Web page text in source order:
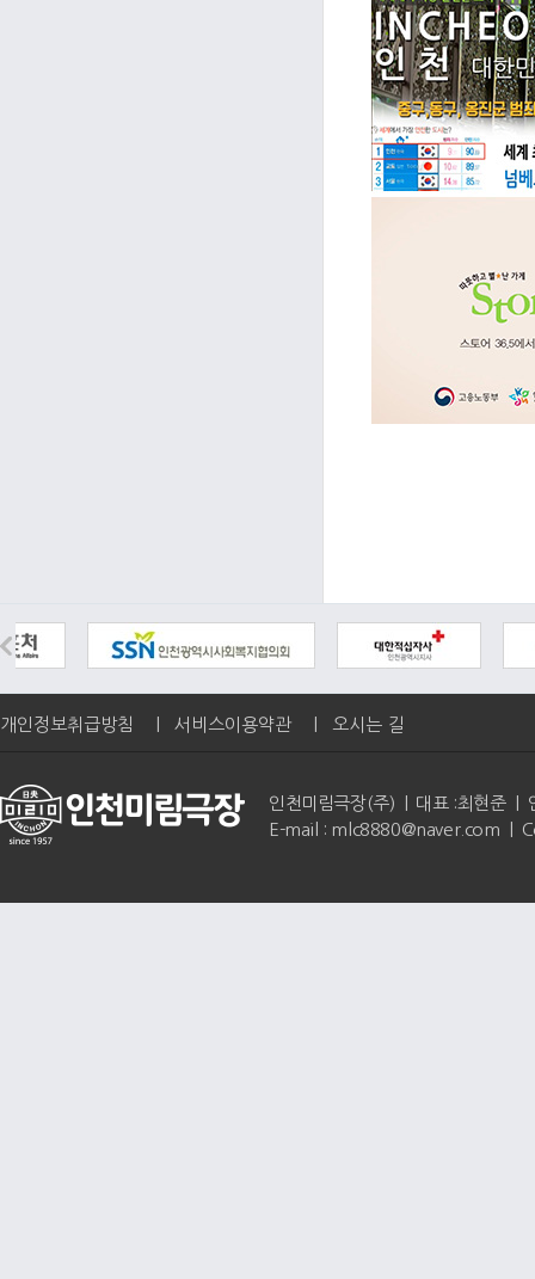
개인정보취급방침 서비스이용약관 오시는 길
인천미림극장(주) | 대표 :최현준 |
E-mail : mlc8880@naver.com |